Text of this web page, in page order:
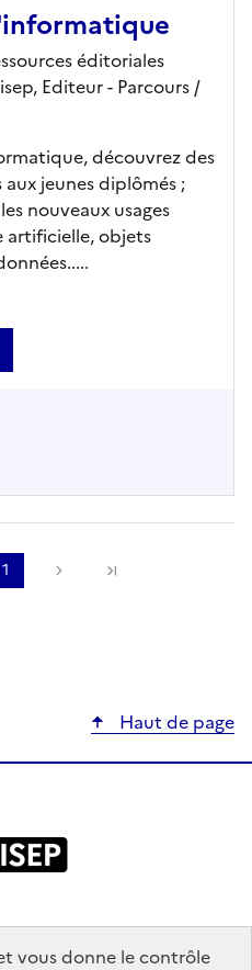
vous donne le contrôle
éditoriales
Editeur- Parcours /
découvrez des
jeunes diplômés ;
nouveaux usages
artificielle, objets
1 Suivante
Haut de page